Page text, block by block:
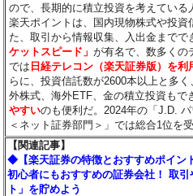
ので、長期的に積立投資を考えてい
楽天ポイントは、国内現物株式や投資
た、取引から情報収集、入出金までで
ケットスピード」が有名で、数多くの
では 日経テレコン（楽天証券版）を
らに、投資信託数が2600本以上と多
外株式、海外ETF、金の積立投資もで
やすいのも便利だ。2024年の「J.D.
＜ネット証券部門＞」では総合1位を受
【関連記事】
◆【楽天証券の特徴とおすすめポイン
初心者にもおすすめの証券会社！ 取
ト」を貯めよう